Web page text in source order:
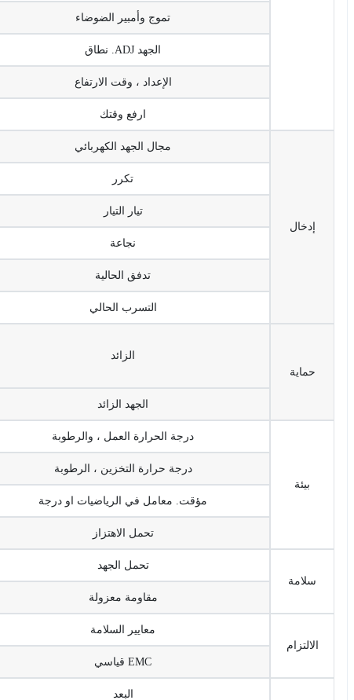
تموج وأمبير الضوضاء
الجهد ADJ. نطاق
الإعداد ، وقت الارتفاع
ارفع وقتك
إدخال
مجال الجهد الكهربائي
تكرر
تيار التيار
نجاعة
تدفق الحالية
التسرب الحالي
حماية
الزائد
الجهد الزائد
بيئة
درجة الحرارة العمل ، والرطوبة
درجة حرارة التخزين ، الرطوبة
مؤقت. معامل في الرياضيات او درجة
تحمل الاهتزاز
سلامة
تحمل الجهد
مقاومة معزولة
الالتزام
معايير السلامة
EMC قياسي
البعد